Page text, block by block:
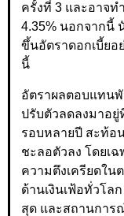
ครั้งที่ 3 และอาจท
4.35% นอกจากนี้
ขึ้นอัตราดอกเบี้ยอ
นี้
อัตราผลตอบแทนพั
ปรับตัวลดลงมาอยู่
รอบหลายปี สะท้อ
ชะลอตัวลง โดยเ
ความตึงเครียดใน
ด้านเงินเฟ้อทั่วโล
สุด และสถานการ